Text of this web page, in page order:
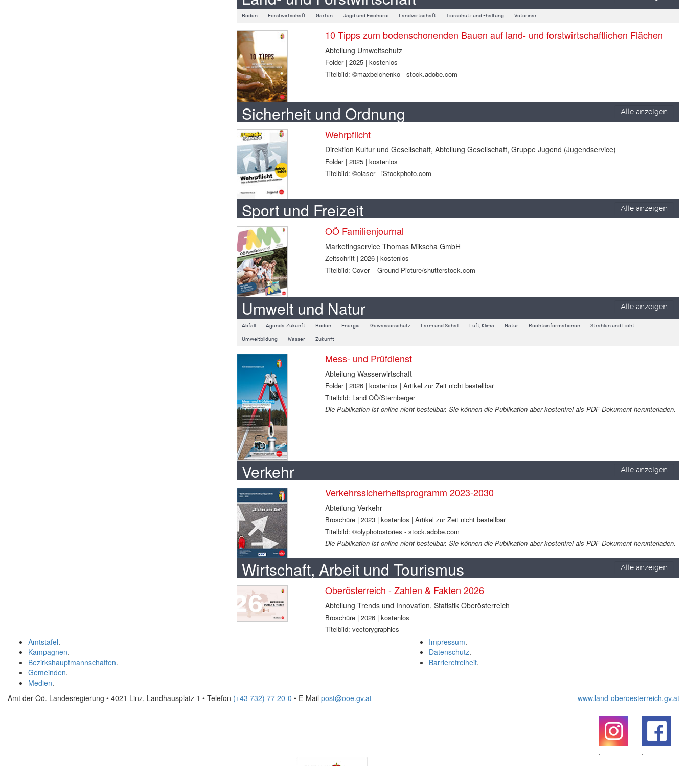
Boden Forstwirtschaft Garten Jagd und Fischerei Landwirtschaft Tierschutz und -haltung Veterinär
10 Tipps zum bodenschonenden Bauen auf land- und forstwirtschaftlichen Flächen
Abteilung Umweltschutz
Folder | 2025 | kostenlos
Titelbild: ©maxbelchenko - stock.adobe.com
Sicherheit und Ordnung Alle anzeigen
Wehrpflicht
Direktion Kultur und Gesellschaft, Abteilung Gesellschaft, Gruppe Jugend (Jugendservice)
Folder | 2025 | kostenlos
Titelbild: ©olaser - iStockphoto.com
Sport und Freizeit Alle anzeigen
OÖ Familienjournal
Marketingservice Thomas Mikscha GmbH
Zeitschrift | 2026 | kostenlos
Titelbild: Cover – Ground Picture/shutterstock.com
Umwelt und Natur Alle anzeigen
Abfall Agenda.Zukunft Boden Energie Gewässerschutz Lärm und Schall Luft, Klima Natur Rechtsinformationen Strahlen und Licht
Umweltbildung Wasser Zukunft
Mess- und Prüfdienst
Abteilung Wasserwirtschaft
Folder | 2026 | kostenlos | Artikel zur Zeit nicht bestellbar
Titelbild: Land OÖ/Sternberger
Die Publikation ist online nicht bestellbar. Sie können die Publikation aber kostenfrei als PDF-Dokument herunterladen.
Verkehr Alle anzeigen
Verkehrssicherheitsprogramm 2023-2030
Abteilung Verkehr
Broschüre | 2023 | kostenlos | Artikel zur Zeit nicht bestellbar
Titelbild: ©olyphotostories - stock.adobe.com
Die Publikation ist online nicht bestellbar. Sie können die Publikation aber kostenfrei als PDF-Dokument herunterladen.
Wirtschaft, Arbeit und Tourismus Alle anzeigen
Oberösterreich - Zahlen & Fakten 2026
Abteilung Trends und Innovation, Statistik Oberösterreich
Broschüre | 2026 | kostenlos
Titelbild: vectorygraphics
Impressum.
Datenschutz.
Barrierefreiheit.
Amtstafel.
Kampagnen.
Bezirkshauptmannschaften.
Gemeinden.
Medien.
Amt der Oö. Landesregierung • 4021 Linz, Landhausplatz 1 • Telefon (+43 732) 77 20-0 • E-Mail post@ooe.gv.at www.land-oberoesterreich.gv.at
.
.